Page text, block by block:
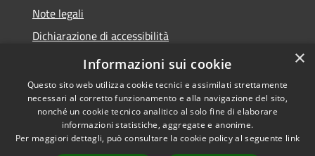
Note legali
Dichiarazione di accessibilità
Moduli Privacy Amministrazione trasparente
Accessibilità
Copyright © 2026 • Comune di
Limana • Powered by
×
Informazioni sui cookie
Questo sito web utilizza cookie tecnici e assimilati strettamente
necessari al corretto funzionamento e alla navigazione del sito,
nonché un cookie tecnico analitico al solo fine di elaborare
informazioni statistiche, aggregate e anonime.
Per maggiori dettagli, può consultare la cookie policy al seguente link